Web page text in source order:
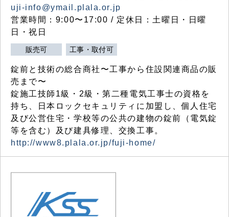
uji-info@ymail.plala.or.jp
営業時間：9:00〜17:00 / 定休日：土曜日・日曜
日・祝日
販売可 工事・取付可
錠前と技術の総合商社〜工事から住設関連商品の販
売まで〜
錠施工技師1級・2級・第二種電気工事士の資格を
持ち、日本ロックセキュリティに加盟し、個人住宅
及び公営住宅・学校等の公共の建物の錠前（電気錠
等を含む）及び建具修理、交換工事。
http://www8.plala.or.jp/fuji-home/